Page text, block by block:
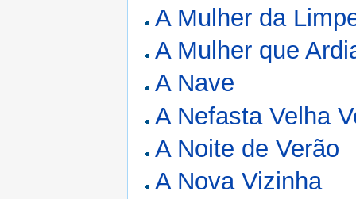
A Mulher da
A Mulher que
A Nave
A Nefasta Velha
A Noite de Verão
A Nova Vizinha